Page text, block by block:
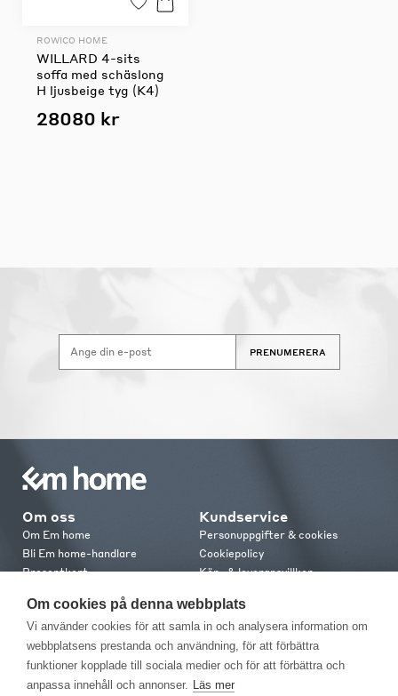
ROWICO HOME
WILLARD 4-sits
soffa med schäslong
H ljusbeige tyg (K4)
28080 kr
PRENUMERERA
Om oss
Om Em home
Bli Em home-handlare
Presentkort
Em home Club
Medlemsvillkor
Kundservice
Personuppgifter & cookies
Cookiepolicy
Köp- & leveransvillkor
Retur & reklamation
Kontakt
Kontakta oss
Om cookies på denna webbplats
Vi använder cookies för att samla in och analysera information om
webbplatsens prestanda och användning, för att förbättra
funktioner kopplade till sociala medier och för att förbättra och
anpassa innehåll och annonser. Läs mer